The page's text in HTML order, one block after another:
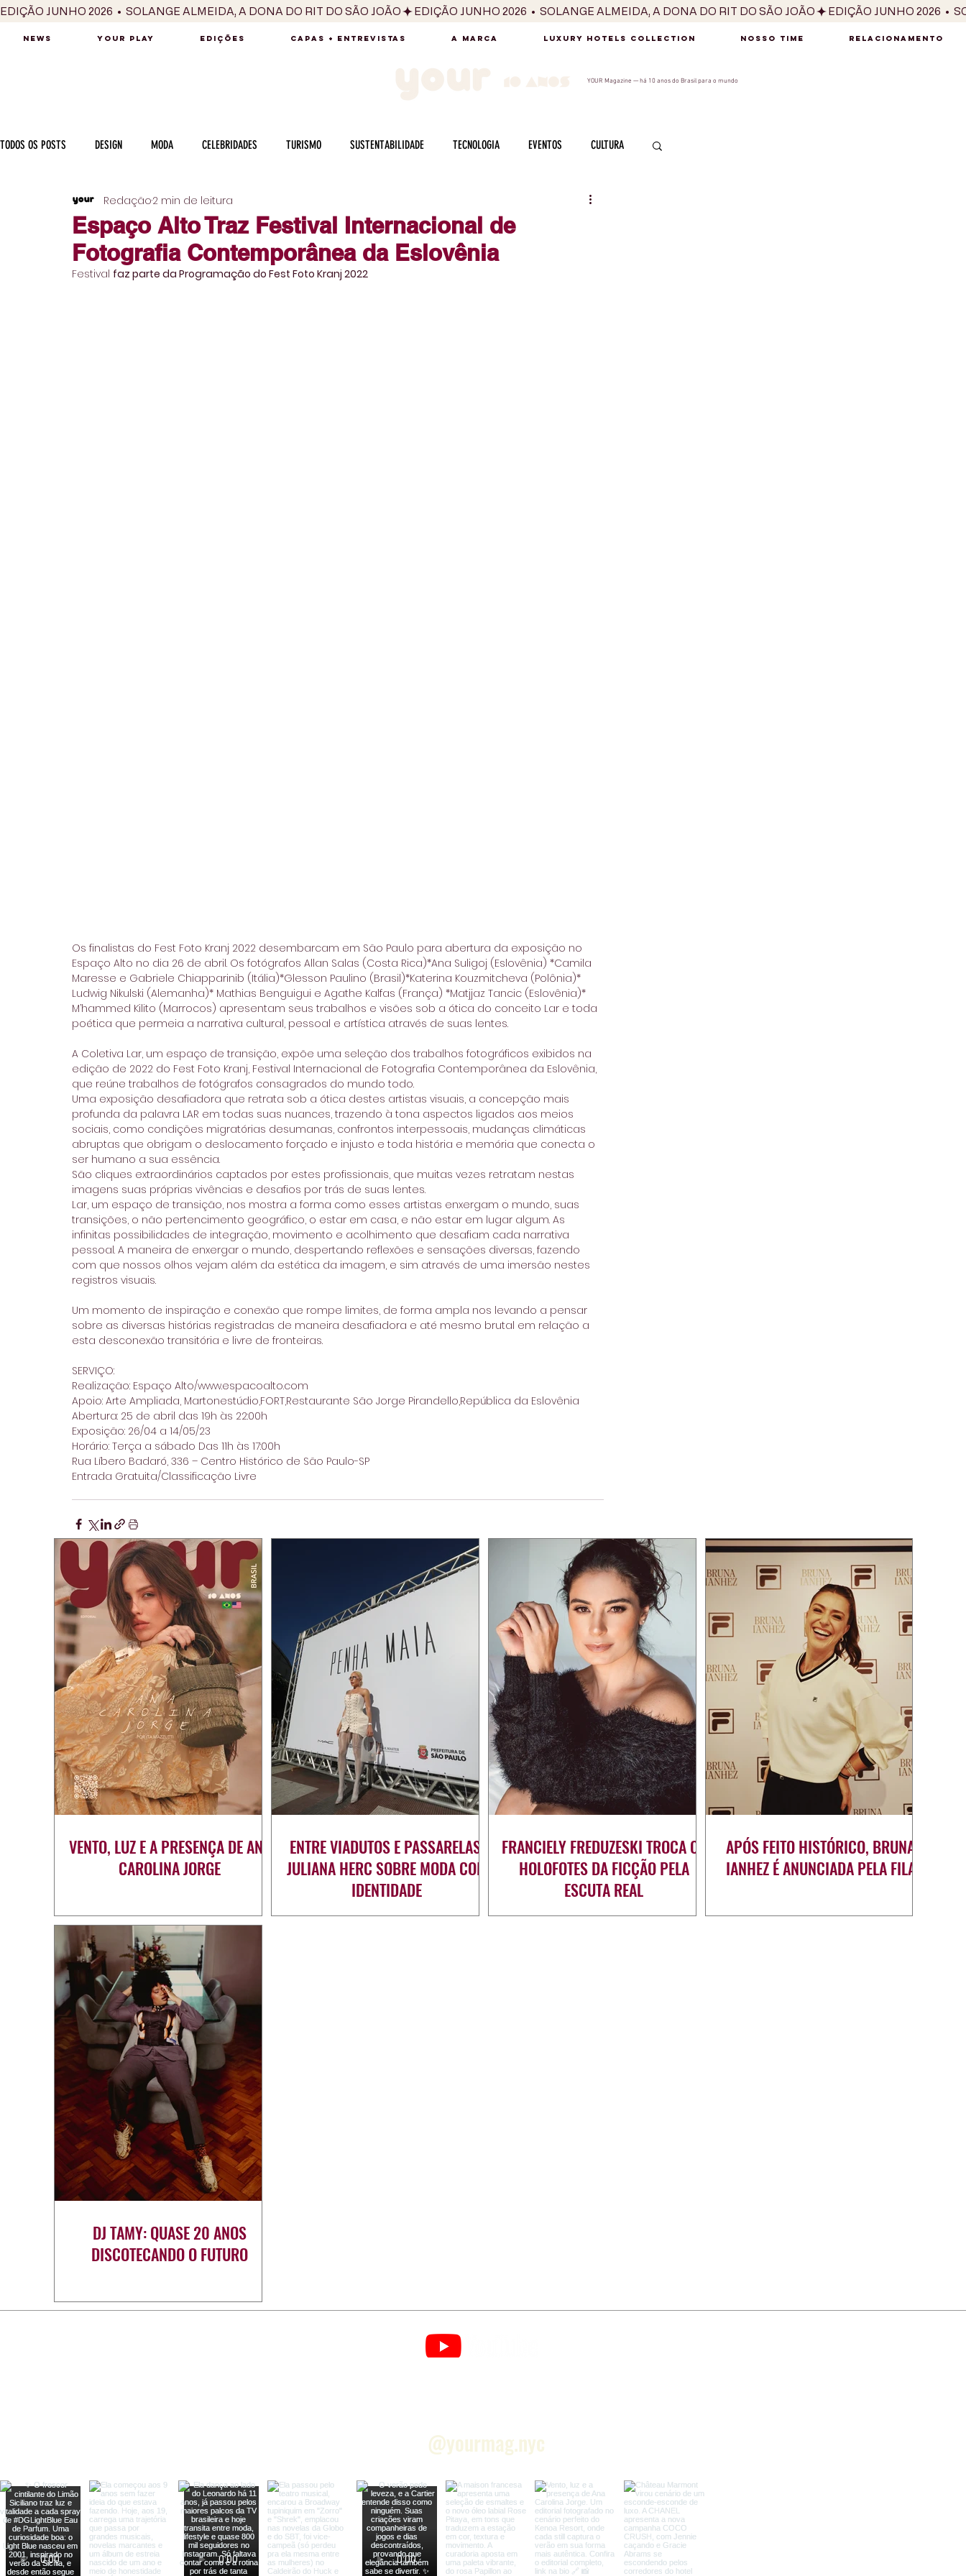
EDIÇÃO JUNHO 2026  •  SOLANGE ALMEIDA, A DONA DO RIT DO SÃO JOÃO
NEWS YOUR PLAY EDIÇÕES CAPAS + ENTREVISTAS A MARCA LUXURY HOTELS COLLECTION NOSSO TIME RELACIONAMENTO
YOUR Magazine — há 10 anos do Brasil para o mundo
TODOS OS POSTS DESIGN MODA CELEBRIDADES TURISMO SUSTENTABILIDADE TECNOLOGIA EVENTOS CULTURA
MÚSICA SÉRIES / TV INTERNACIONAL
CULINÁRIA PESSOAS CARREIRA VINHOS SABOR SEXUALIDADE MULHER
Espaço Alto Traz Festival Internacional de
Fotografia Contemporânea da Eslovênia
Redação2 min de leitura
Festival faz parte da Programação do Fest Foto Kranj 2022
Os finalistas do Fest Foto Kranj 2022 desembarcam em São Paulo para abertura da exposição no
Espaço Alto no dia 26 de abril. Os fotógrafos Allan Salas (Costa Rica)*Ana Suligoj (Eslovênia) *Camila
Maresse e Gabriele Chiapparinib (Itália)*Glesson Paulino (Brasil)*Katerina Kouzmitcheva (Polônia)*
Ludwig Nikulski (Alemanha)* Mathias Benguigui e Agathe Kalfas (França) *Matjjaz Tancic (Eslovênia)*
M’hammed Kilito (Marrocos) apresentam seus trabalhos e visões sob a ótica do conceito Lar e toda
poética que permeia a narrativa cultural, pessoal e artística através de suas lentes.
A Coletiva Lar, um espaço de transição, expõe uma seleção dos trabalhos fotográficos exibidos na
edição de 2022 do Fest Foto Kranj, Festival Internacional de Fotografia Contemporânea da Eslovênia,
que reúne trabalhos de fotógrafos consagrados do mundo todo.
Uma exposição desafiadora que retrata sob a ótica destes artistas visuais, a concepção mais
profunda da palavra LAR em todas suas nuances, trazendo à tona aspectos ligados aos meios
sociais, como condições migratórias desumanas, confrontos interpessoais, mudanças climáticas
abruptas que obrigam o deslocamento forçado e injusto e toda história e memória que conecta o
ser humano a sua essência.
São cliques extraordinários captados por estes profissionais, que muitas vezes retratam nestas
imagens suas próprias vivências e desafios por trás de suas lentes.
Lar, um espaço de transição, nos mostra a forma como esses artistas enxergam o mundo, suas
transições, o não pertencimento geográfico, o estar em casa, e não estar em lugar algum. As
infinitas possibilidades de integração, movimento e acolhimento que desafiam cada narrativa
pessoal. A maneira de enxergar o mundo, despertando reflexões e sensações diversas, fazendo
com que nossos olhos vejam além da estética da imagem, e sim através de uma imersão nestes
registros visuais.
Um momento de inspiração e conexão que rompe limites, de forma ampla nos levando a pensar
sobre as diversas histórias registradas de maneira desafiadora e até mesmo brutal em relação a
esta desconexão transitória e livre de fronteiras.
SERVIÇO:
Realização: Espaço Alto/www.espacoalto.com
Apoio: Arte Ampliada, Martonestúdio,FORT,Restaurante São Jorge Pirandello,República da Eslovênia
Abertura: 25 de abril das 19h às 22:00h
Exposição: 26/04 a 14/05/23
Horário: Terça a sábado Das 11h às 17:00h
Rua Líbero Badaró, 336 – Centro Histórico de São Paulo-SP
Entrada Gratuita/Classificação Livre
VENTO, LUZ E A PRESENÇA DE ANA
CAROLINA JORGE
ENTRE VIADUTOS E PASSARELAS:
JULIANA HERC SOBRE MODA COM
IDENTIDADE
FRANCIELY FREDUZESKI TROCA OS
HOLOFOTES DA FICÇÃO PELA
ESCUTA REAL
APÓS FEITO HISTÓRICO, BRUNA
IANHEZ É ANUNCIADA PELA FILA
DJ TAMY: QUASE 20 ANOS
DISCOTECANDO O FUTURO
@yourmag.nyc